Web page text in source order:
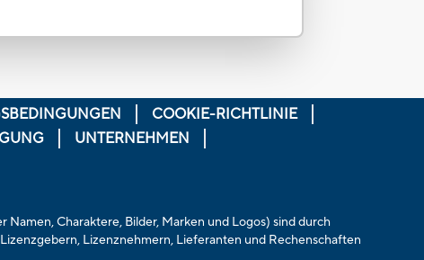
COOKIE-RICHTLINIE
UNTERNEHMEN
Charaktere, Bilder, Marken und Logos) sind durch
Lizenznehmern, Lieferanten und Rechenschaften